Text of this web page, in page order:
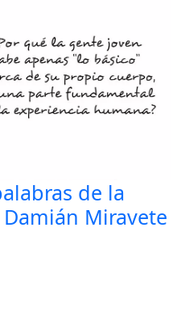
de la
Miravete